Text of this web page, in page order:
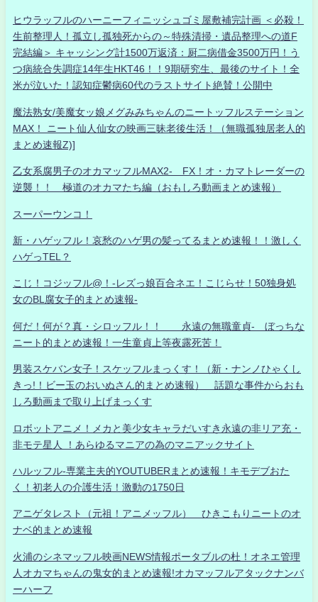
ヒウラッフルのハーニーフィニッシュゴミ屋敷補完計画 ＜必殺！
生前整理人！孤立し孤独死からの～特殊清掃・遺品整理への道F
完結編＞ キャッシング計1500万返済：厨二病借金3500万円！う
つ病統合失調症14年生HKT46！！9期研究生、最後のサイト！全
米が泣いた！認知症鬱病60代のラストサイト絶賛！公開中
魔法熟女/美魔女ッ娘メグみみちゃんのニートッフルステーション
MAX！ ニート仙人仙女の映画三昧老後生活！（無職孤独居老人的
まとめ速報Z)]
乙女系腐男子のオカマッフルMAX2- FX！オ・カマトレーダーの
逆襲！！ 極道のオカマたち編（おもしろ動画まとめ速報）
スーパーウンコ！
新・ハゲッフル！哀愁のハゲ男の髪ってるまとめ速報！！激しく
ハゲっTEL？
こじ！コジッフル@！-レズっ娘百合ネエ！こじらせ！50独身処
女のBL腐女子的まとめ速報-
何だ！何が？真・シロッフル！！ 永遠の無職童貞- ぼっちな
ニート的まとめ速報！一生童貞上等夜露死苦！
男装スケバン女子！スケッフルまっくす！（新・ナンノひゃくし
きっ!！ビー玉のおいぬさん的まとめ速報） 話題な事件からおも
しろ動画まで取り上げまっくす
ロボットアニメ！メカと美少女キャラだいすき永遠の非リア充・
非モテ星人 ！あらゆるマニアの為のマニアックサイト
ハルッフル-専業主夫的YOUTUBERまとめ速報！キモデブおた
く！初老人の介護生活！激動の1750日
アニゲタレスト（元祖！アニメッフル） ひきこもりニートのオ
ナベ的まとめ速報
火浦のシネマッフル映画NEWS情報ポータブルの杜！オネエ管理
人オカマちゃんの鬼女的まとめ速報!オカマッフルアタックナンバ
ーハーフ